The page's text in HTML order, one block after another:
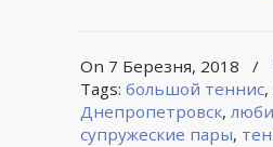
On 7 Березня, 2018 /
Tags: большой теннис,
Днепропетровск,
супружеские пары,